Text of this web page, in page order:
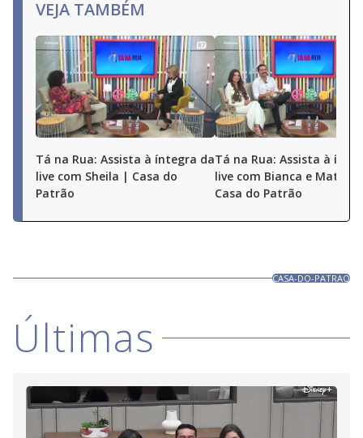
VEJA TAMBÉM
Tá na Rua: Assista à íntegra da
live com Sheila | Casa do
Patrão
Tá na Rua: Assista à
live com Bianca e
Casa do Patrão
CASA-DO-PATRAO
Últimas